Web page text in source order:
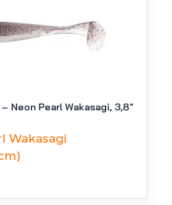
Neon Pearl Wakasagi, 3,8″
Wakasagi